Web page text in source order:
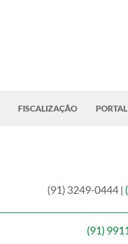
FISCALIZAÇÃO
(91) 3249-0444 |
(91)